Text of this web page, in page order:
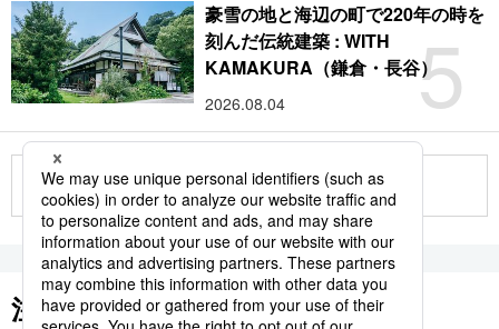
5
豪雪の地と海辺の町で220年の時を
刻んだ伝統建築 : WITH
KAMAKURA（鎌倉・長谷）
2026.08.04
もっと見る
注目のキーワード